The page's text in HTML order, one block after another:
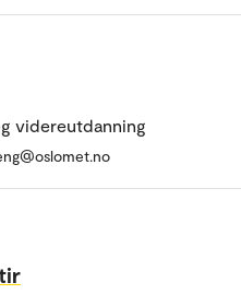
videreutdanning